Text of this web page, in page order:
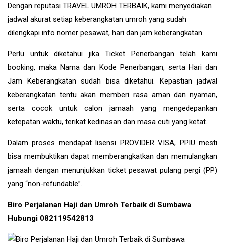
Dengan reputasi TRAVEL UMROH TERBAIK, kami menyediakan
jadwal akurat setiap keberangkatan umroh yang sudah
dilengkapi info nomer pesawat, hari dan jam keberangkatan.
Perlu untuk diketahui jika Ticket Penerbangan telah kami
booking, maka Nama dan Kode Penerbangan, serta Hari dan
Jam Keberangkatan sudah bisa diketahui. Kepastian jadwal
keberangkatan tentu akan memberi rasa aman dan nyaman,
serta cocok untuk calon jamaah yang mengedepankan
ketepatan waktu, terikat kedinasan dan masa cuti yang ketat.
Dalam proses mendapat lisensi PROVIDER VISA, PPIU mesti
bisa membuktikan dapat memberangkatkan dan memulangkan
jamaah dengan menunjukkan ticket pesawat pulang pergi (PP)
yang “non-refundable”.
Biro Perjalanan Haji dan Umroh Terbaik di Sumbawa
Hubungi 082119542813